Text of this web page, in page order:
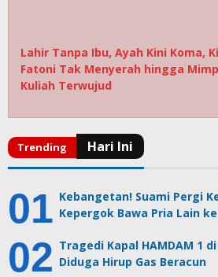
Lahir Tanpa Ibu, Ayah Kini Koma,
Fatoni Tak Menyerah hingga
Kuliah Terwujud
Kebangetan! Suami Pergi
Kepergok Bawa Pria Lain
Tragedi Kapal HAMDAM 1
Diduga Hirup Gas Beracun